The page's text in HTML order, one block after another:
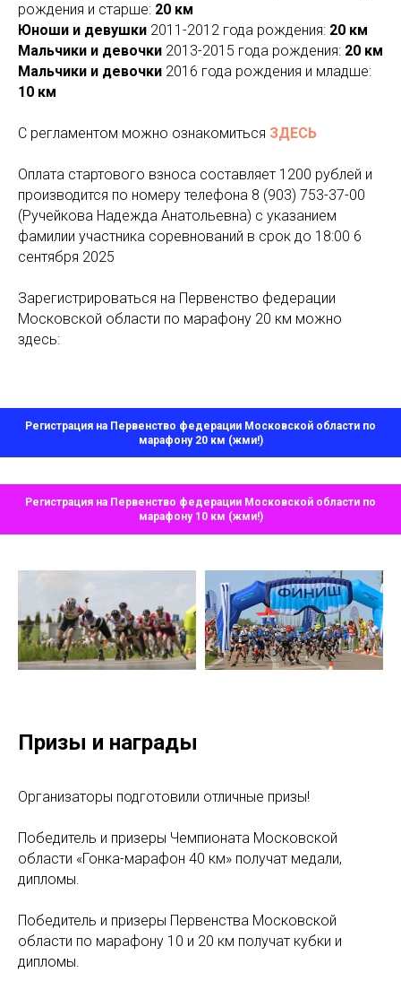
рождения и старше: 20 км
Юноши и девушки 2011-2012 года рождения: 20 км
Мальчики и девочки 2013-2015 года рождения: 20 км
Мальчики и девочки 2016 года рождения и младше:
10 км
С регламентом можно ознакомиться ЗДЕСЬ
Оплата стартового взноса составляет 1200 рублей и
производится по номеру телефона 8 (903) 753-37-00
(Ручейкова Надежда Анатольевна) с указанием
фамилии участника соревнований в срок до 18:00 6
сентября 2025
Зарегистрироваться на Первенство федерации
Московской области по марафону 20 км можно
здесь:
Регистрация на Первенство федерации Московской области по
марафону 20 км (жми!)
Регистрация на Первенство федерации Московской области по
марафону 10 км (жми!)
Призы и награды
Организаторы подготовили отличные призы!
Победитель и призеры Чемпионата Московской
области «Гонка-марафон 40 км» получат медали,
дипломы.
Победитель и призеры Первенства Московской
области по марафону 10 и 20 км получат кубки и
дипломы.